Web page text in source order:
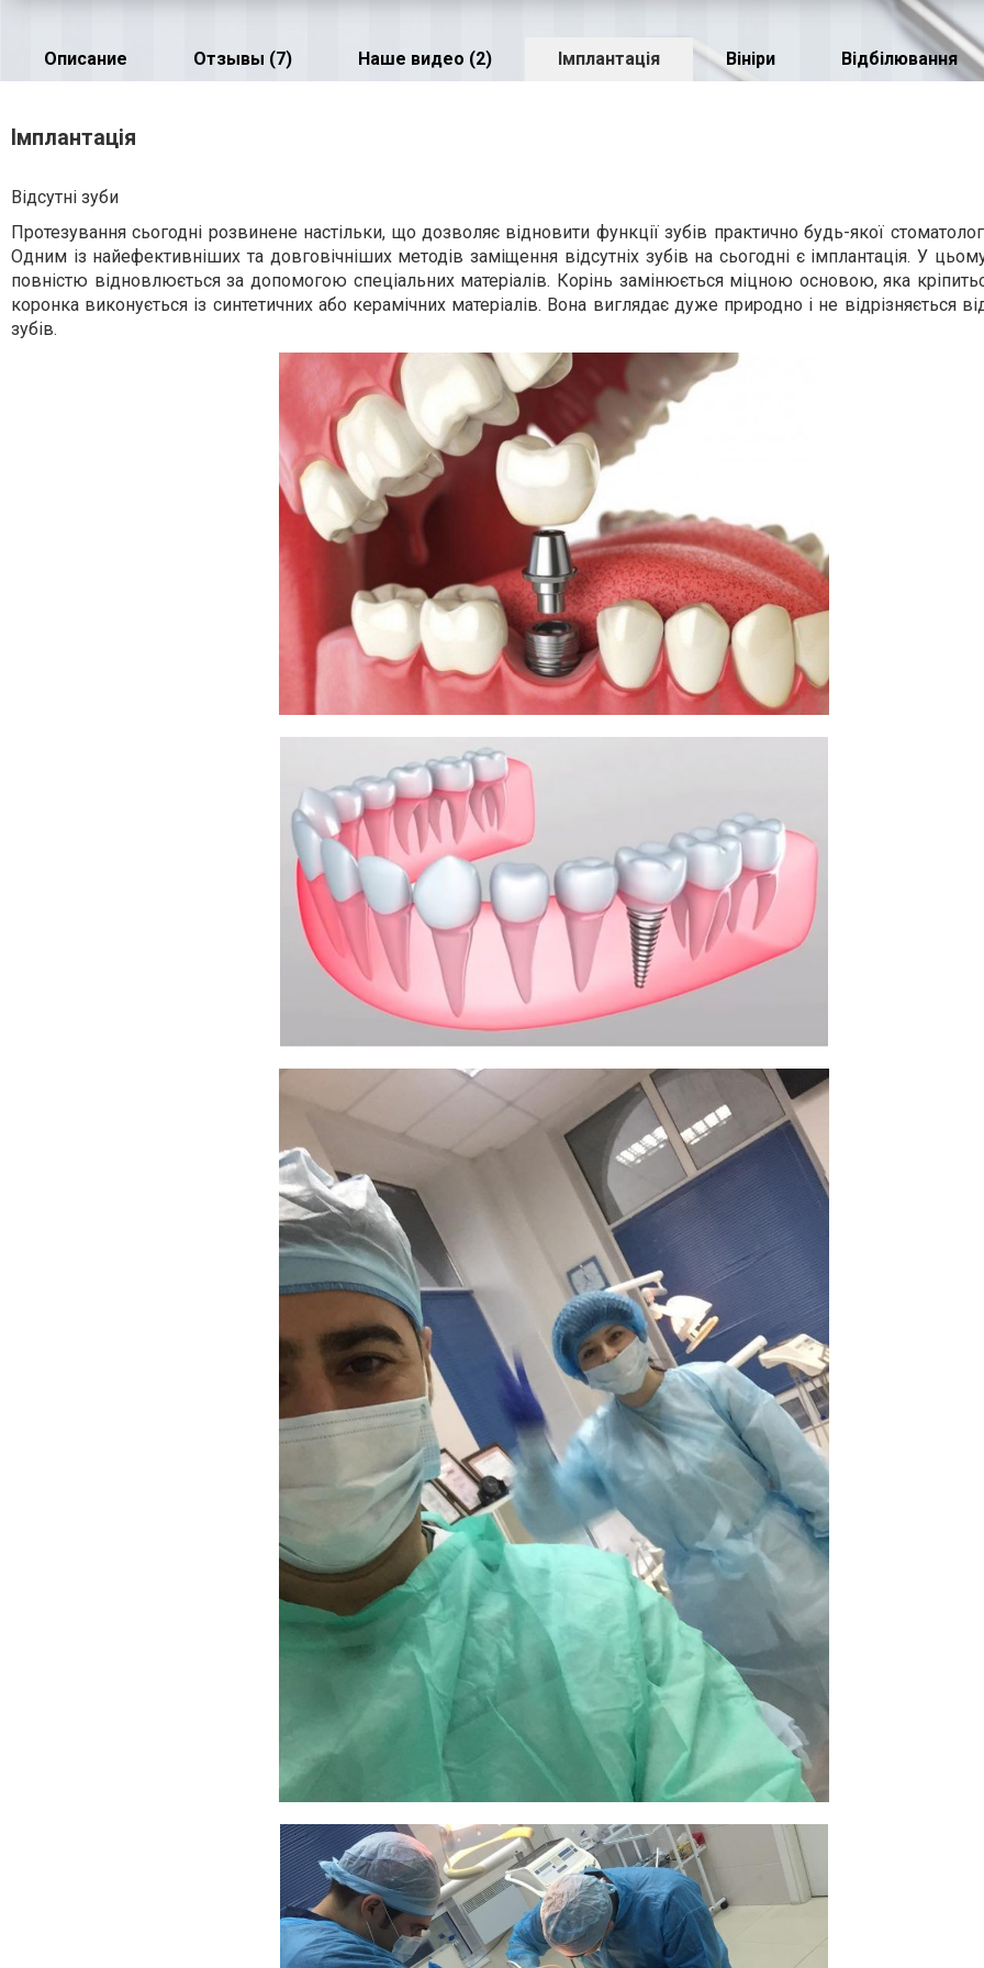
Описание Отзывы (7) Наше видео (2) Імплантація Вініри Відбілювання
Імплантація
Відсутні зуби
Протезування сьогодні розвинене настільки, що дозволяє відновити функції зубів практично будь-якої
Одним із найефективніших та довговічніших методів заміщення відсутніх зубів на сьогодні є імплантація. У
повністю відновлюється за допомогою спеціальних матеріалів. Корінь замінюється міцною основою, яка
коронка виконується із синтетичних або керамічних матеріалів. Вона виглядає дуже природно і не відрізняється
зубів.